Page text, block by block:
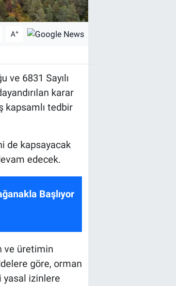
A+
ve 6831 Sayılı
karar
kapsamlı tedbir
de kapsayacak
edecek.
Başlıyor
ve üretimin
göre, orman
yasal izinlere